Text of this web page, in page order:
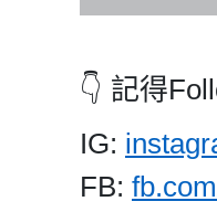
👇 記得
IG:
FB: